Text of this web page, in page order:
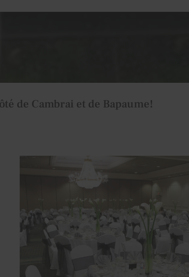
fontainedinville.com, soient conformes au règlement général sur
de Cambrai et de Bapaume!